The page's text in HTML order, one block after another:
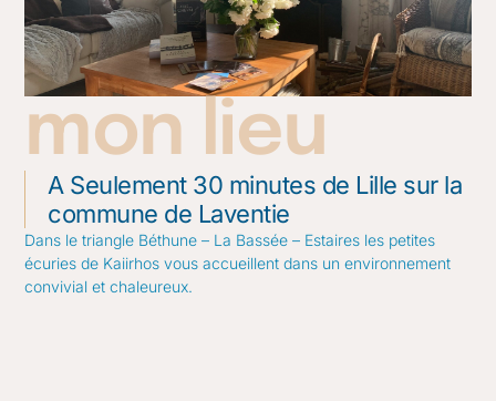
mon lieu
A Seulement 30 minutes de Lille sur la
commune de Laventie
Dans le triangle Béthune – La Bassée – Estaires les petites
écuries de Kaiirhos vous accueillent dans un environnement
convivial et chaleureux.